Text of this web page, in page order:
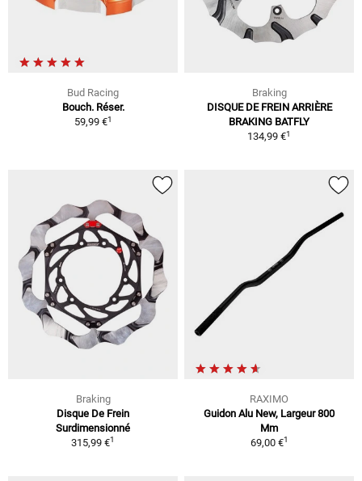
Bud Racing
Bouch. Réser.
59,99 €1
Braking
DISQUE DE FREIN ARRIÈRE
BRAKING BATFLY
134,99 €1
Braking
Disque De Frein
Surdimensionné
315,99 €1
RAXIMO
Guidon Alu New, Largeur 800
Mm
69,00 €1